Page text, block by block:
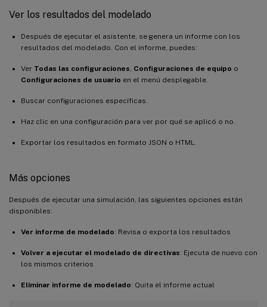
Ver los resultados del modelado
Después de ejecutar el asistente, se genera un informe con los
resultados del modelado. Con el informe, puedes:
Ver Todas las configuraciones Configuraciones de equipo o
Configuraciones de usuario en el menú desplegable.
Buscar configuraciones específicas.
Haz clic en una configuración para ver por qué se aplicó o no.
Exportar los resultados en formato JSON o HTML.
Más opciones
Después de ejecutar una simulación, las siguientes opciones están
disponibles:
Ver informe de modelado: Revisa o exporta los resultados
Volver a ejecutar el modelado de directivas: Ejecuta de nuevo con
los mismos criterios
Eliminar informe de modelado: Quita el informe actual